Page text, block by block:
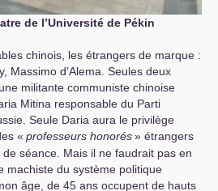
de l’Université de Pékin
chinois, les étrangers de marque :
Massimo d’Alema. Seules deux
militante communiste chinoise
Mitina responsable du Parti
Seule Daria aura le privilège
« professeurs honorés» étrangers
séance. Mais il ne faudrait pas en
machiste du système politique
âge, de 45 ans occupent de hauts